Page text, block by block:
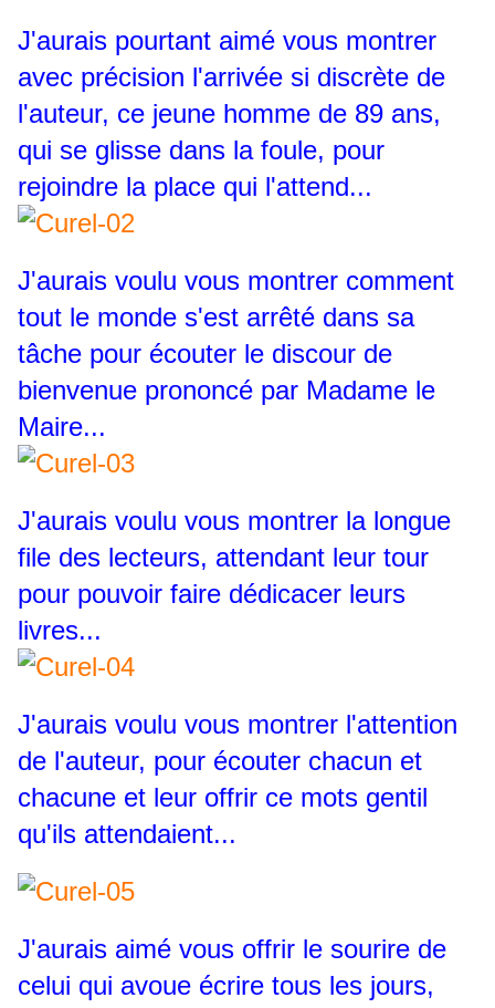
J'aurais pourtant aimé vous montrer
avec précision l'arrivée si discrète de
l'auteur, ce jeune homme de 89 ans,
qui se glisse dans la foule, pour
rejoindre la place qui l'attend...
J'aurais voulu vous montrer comment
tout le monde s'est arrêté dans sa
tâche pour écouter le discour de
bienvenue prononcé par Madame le
Maire...
J'aurais voulu vous montrer la longue
file des lecteurs, attendant leur tour
pour pouvoir faire dédicacer leurs
livres...
J'aurais voulu vous montrer l'attention
de l'auteur, pour écouter chacun et
chacune et leur offrir ce mots gentil
qu'ils attendaient...
J'aurais aimé vous offrir le sourire de
celui qui avoue écrire tous les jours,